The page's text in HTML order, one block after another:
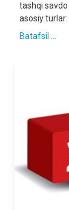
tashqi
asosiy turlar:
Batafsil ...